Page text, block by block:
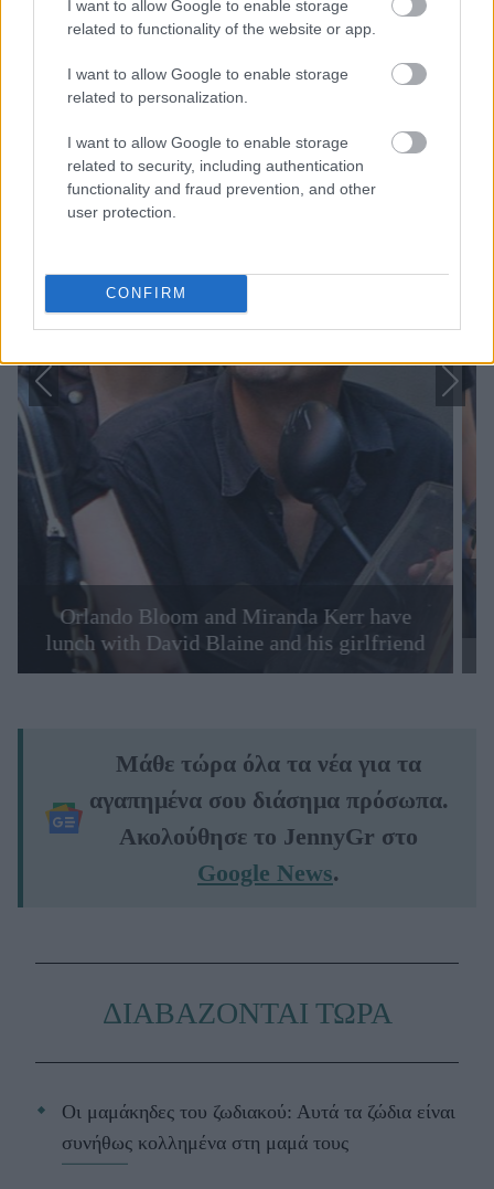
I want to allow Google to enable storage
related to functionality of the website or app.
I want to allow Google to enable storage
related to personalization.
I want to allow Google to enable storage
related to security, including authentication
functionality and fraud prevention, and other
user protection.
CONFIRM
Orlando Bloom and Miranda Kerr have
lunch with David Blaine and his girlfriend
Μάθε τώρα όλα τα νέα για τα
αγαπημένα σου διάσημα πρόσωπα.
Ακολούθησε το JennyGr στο
Google News.
ΔΙΑΒΑΖΟΝΤΑΙ ΤΩΡΑ
Οι μαμάκηδες του ζωδιακού: Αυτά τα ζώδια είναι
συνήθως κολλημένα στη μαμά τους